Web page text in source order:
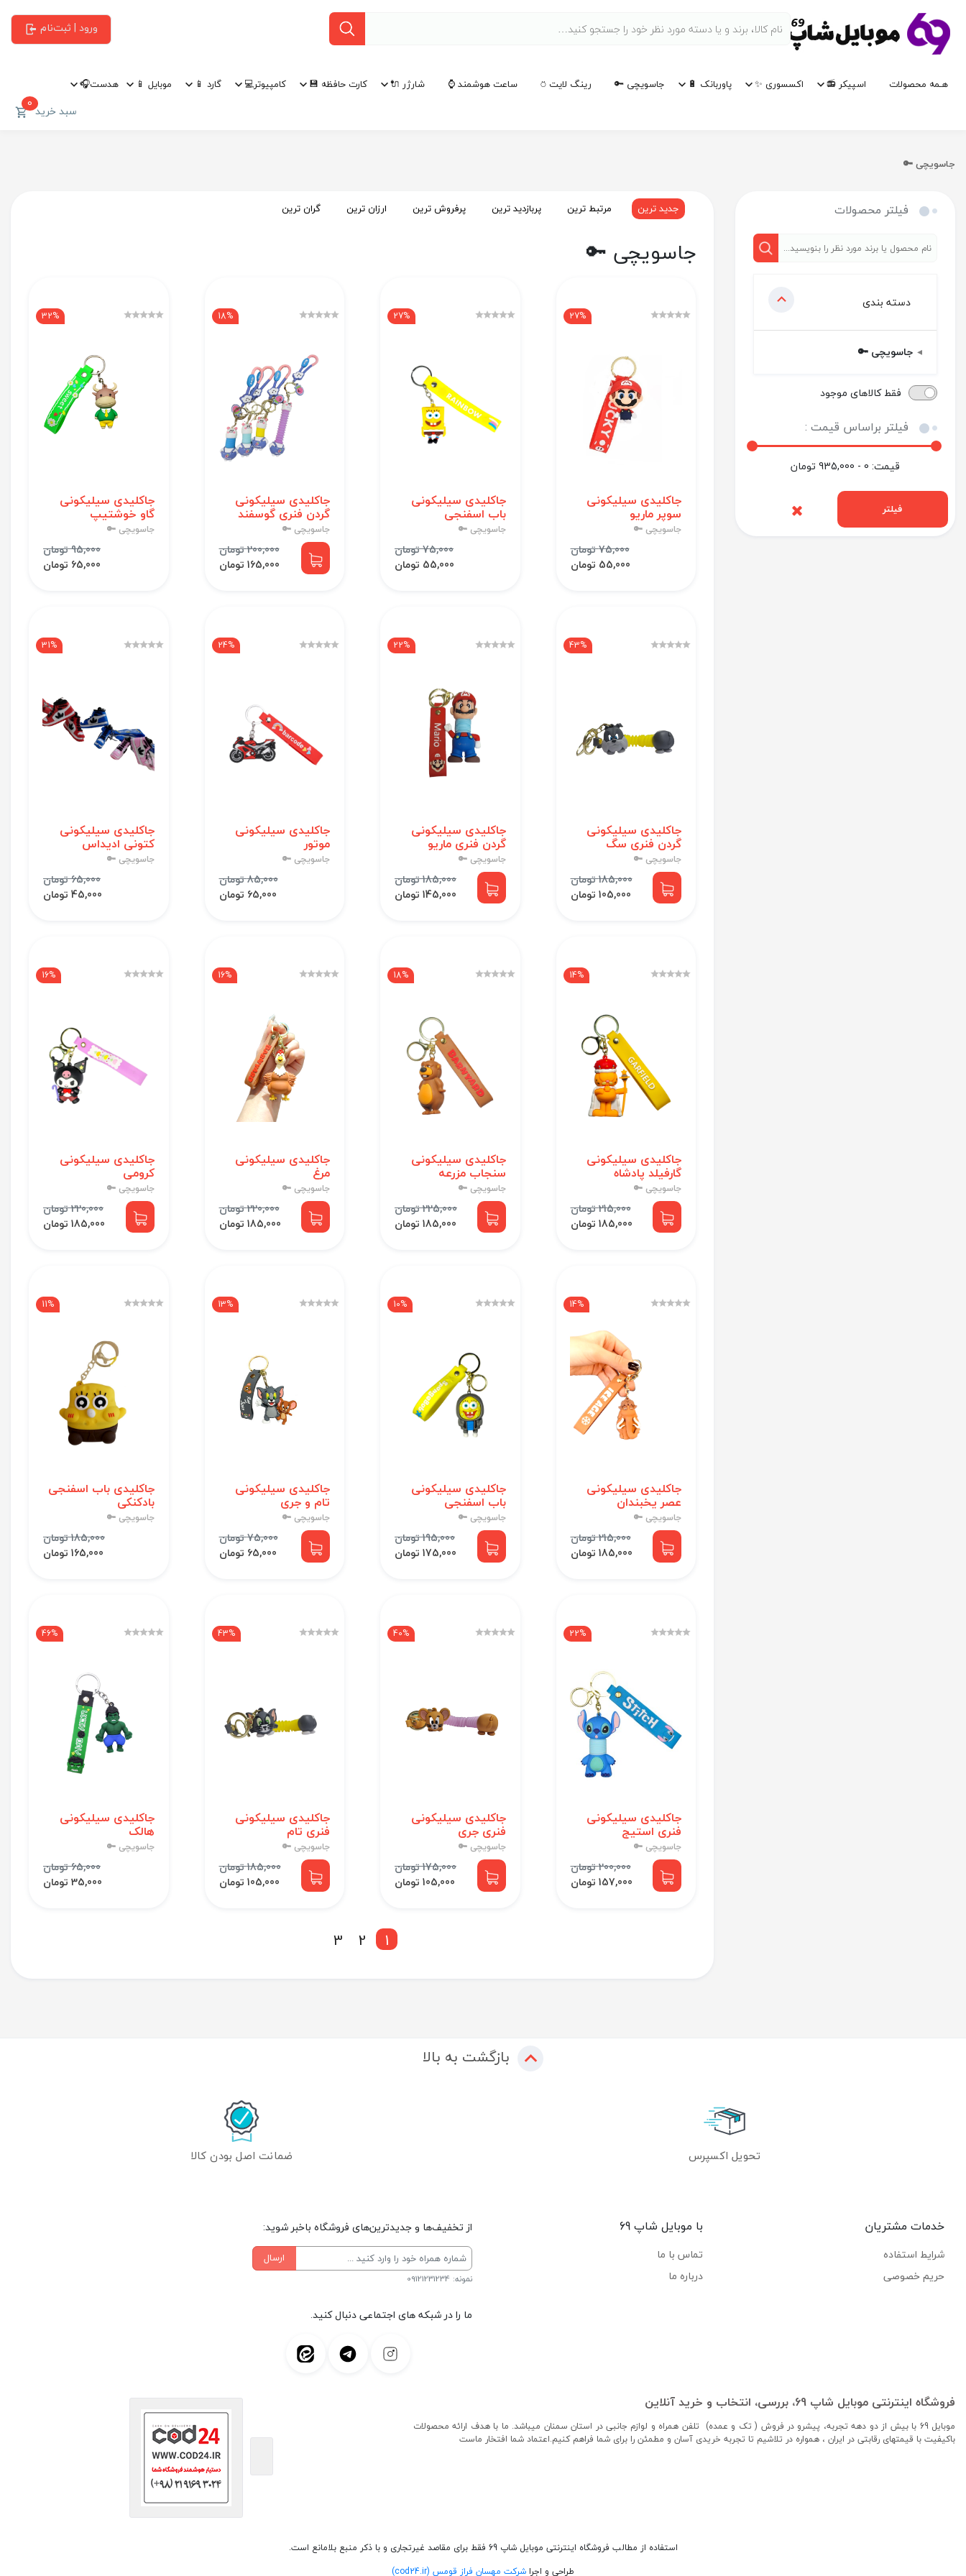
ورود | ثبت‌نام
هـمه محصولات اسپیکر 📻 اکسسوری ✨ پاوربانک 🔋 جاسویچی 🔑 رینگ لایت ⍥ ساعت هوشمند ⌚ شارژر 🔌 کارت حافظه 💾 کامپیوتر💻 گارد 📱 موبایل 📱 هدست🎧
سبد خرید0
جاسویچی 🔑
فیلتر محصولات
دسته بندی
جاسویچی 🔑
فقط کالاهای موجود
فیلتر براساس قیمت :
قیمت: 0 - 935,000 تومان
فیلتر
جدید ترین مرتبط ترین پربازدید ترین پرفروش ترین ارزان ترین گران ترین
جاسویچی 🔑
27%
جاکلیدی سیلیکونی
سوپر ماریو
جاسویچی 🔑
75,000 تومان
55,000 تومان
27%
جاکلیدی سیلیکونی
باب اسفنجی
جاسویچی 🔑
75,000 تومان
55,000 تومان
18%
جاکلیدی سیلیکونی
گردن فنری گوسفند
جاسویچی 🔑
200,000 تومان
165,000 تومان
32%
جاکلیدی سیلیکونی
گاو خوشتیپ
جاسویچی 🔑
95,000 تومان
65,000 تومان
43%
جاکلیدی سیلیکونی
گردن فنری سگ
جاسویچی 🔑
185,000 تومان
105,000 تومان
22%
جاکلیدی سیلیکونی
گردن فنری ماریو
جاسویچی 🔑
185,000 تومان
145,000 تومان
24%
جاکلیدی سیلیکونی
موتور
جاسویچی 🔑
85,000 تومان
65,000 تومان
31%
جاکلیدی سیلیکونی
کتونی ادیداس
جاسویچی 🔑
65,000 تومان
45,000 تومان
14%
جاکلیدی سیلیکونی
گارفیلد پادشاه
جاسویچی 🔑
215,000 تومان
185,000 تومان
18%
جاکلیدی سیلیکونی
سنجاب مزرعه
جاسویچی 🔑
225,000 تومان
185,000 تومان
16%
جاکلیدی سیلیکونی
مرغ
جاسویچی 🔑
220,000 تومان
185,000 تومان
16%
جاکلیدی سیلیکونی
کرومی
جاسویچی 🔑
220,000 تومان
185,000 تومان
14%
جاکلیدی سیلیکونی
عصر یخبندان
جاسویچی 🔑
215,000 تومان
185,000 تومان
10%
جاکلیدی سیلیکونی
باب اسفنجی
جاسویچی 🔑
195,000 تومان
175,000 تومان
13%
جاکلیدی سیلیکونی
تام و جری
جاسویچی 🔑
75,000 تومان
65,000 تومان
11%
جاکلیدی باب اسفنجی
بادکنکی
جاسویچی 🔑
185,000 تومان
165,000 تومان
22%
جاکلیدی سیلیکونی
فنری استیج
جاسویچی 🔑
200,000 تومان
157,000 تومان
40%
جاکلیدی سیلیکونی
فنری جری
جاسویچی 🔑
175,000 تومان
105,000 تومان
43%
جاکلیدی سیلیکونی
فنری تام
جاسویچی 🔑
185,000 تومان
105,000 تومان
46%
جاکلیدی سیلیکونی
هالک
جاسویچی 🔑
65,000 تومان
35,000 تومان
1
2
3
بازگشت به بالا
تحویل اکسپرس ضمانت اصل بودن کالا
خدمات مشتریان
شرایط استفاده
حریم خصوصی
با موبایل شاپ 69
تماس با ما
درباره ما
از تخفیف‌ها و جدیدترین‌های فروشگاه باخبر شوید:
ارسال
نمونه: 09121231234
ما را در شبکه های اجتماعی دنبال کنید.
فروشگاه اینترنتی موبایل شاپ 69، بررسی، انتخاب و خرید آنلاین
موبایل 69 با بیش از دو دهه تجربه، پیشرو در فروش ( تک و عمده) تلفن همراه و لوازم جانبی در استان سمنان میباشد. ما با هدف ارائه محصولات
باکیفیت با قیمتهای رقابتی در ایران ، همواره در تلاشیم تا تجربه خریدی آسان و مطمئن را برای شما فراهم کنیم.اعتماد شما افتخار ماست
استفاده از مطالب فروشگاه اینترنتی موبایل شاپ 69 فقط برای مقاصد غیرتجاری و با ذکر منبع بلامانع است.
طراحی و اجرا شرکت مهسان فراز قومس (cod24.ir)